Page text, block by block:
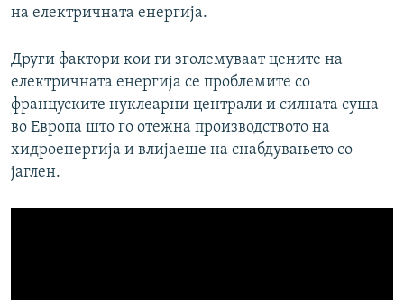
на електричната енергија.
Други фактори кои ги зголемуваат цените на
електричната енергија се проблемите со
француските нуклеарни централи и силната суша
во Европа што го отежна производството на
хидроенергија и влијаеше на снабдувањето со
јаглен.